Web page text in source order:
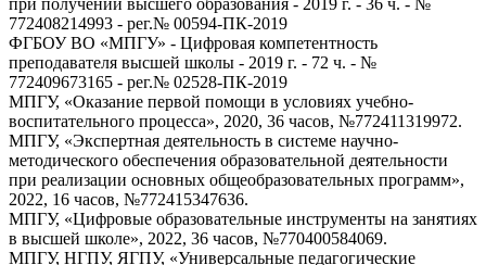
при получении высшего образования - 2019 г. - 36 ч. - №
772408214993 - рег.№ 00594-ПК-2019
ФГБОУ ВО «МПГУ» - Цифровая компетентность
преподавателя высшей школы - 2019 г. - 72 ч. - №
772409673165 - рег.№ 02528-ПК-2019
МПГУ, «Оказание первой помощи в условиях учебно-
воспитательного процесса», 2020, 36 часов, №772411319972.
МПГУ, «Экспертная деятельность в системе научно-
методического обеспечения образовательной деятельности
при реализации основных общеобразовательных программ»,
2022, 16 часов, №772415347636.
МПГУ, «Цифровые образовательные инструменты на занятиях
в высшей школе», 2022, 36 часов, №770400584069.
МПГУ, НГПУ, ЯГПУ, «Универсальные педагогические